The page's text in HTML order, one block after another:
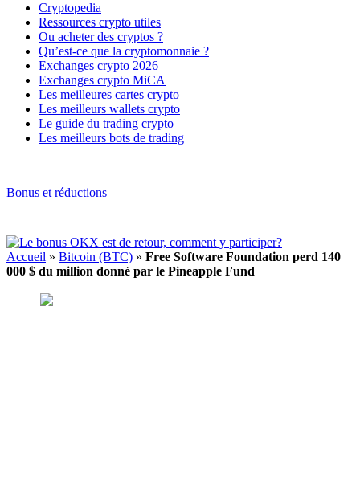
Cryptopedia
Ressources crypto utiles
Ou acheter des cryptos ?
Qu’est-ce que la cryptomonnaie ?
Exchanges crypto 2026
Exchanges crypto MiCA
Les meilleures cartes crypto
Les meilleurs wallets crypto
Le guide du trading crypto
Les meilleurs bots de trading
Bonus et réductions
Accueil » Bitcoin (BTC) » Free Software Foundation perd 140
000 $ du million donné par le Pineapple Fund